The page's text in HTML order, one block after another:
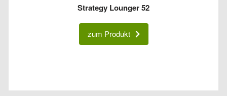
Strategy Lounger 52
zum Produkt